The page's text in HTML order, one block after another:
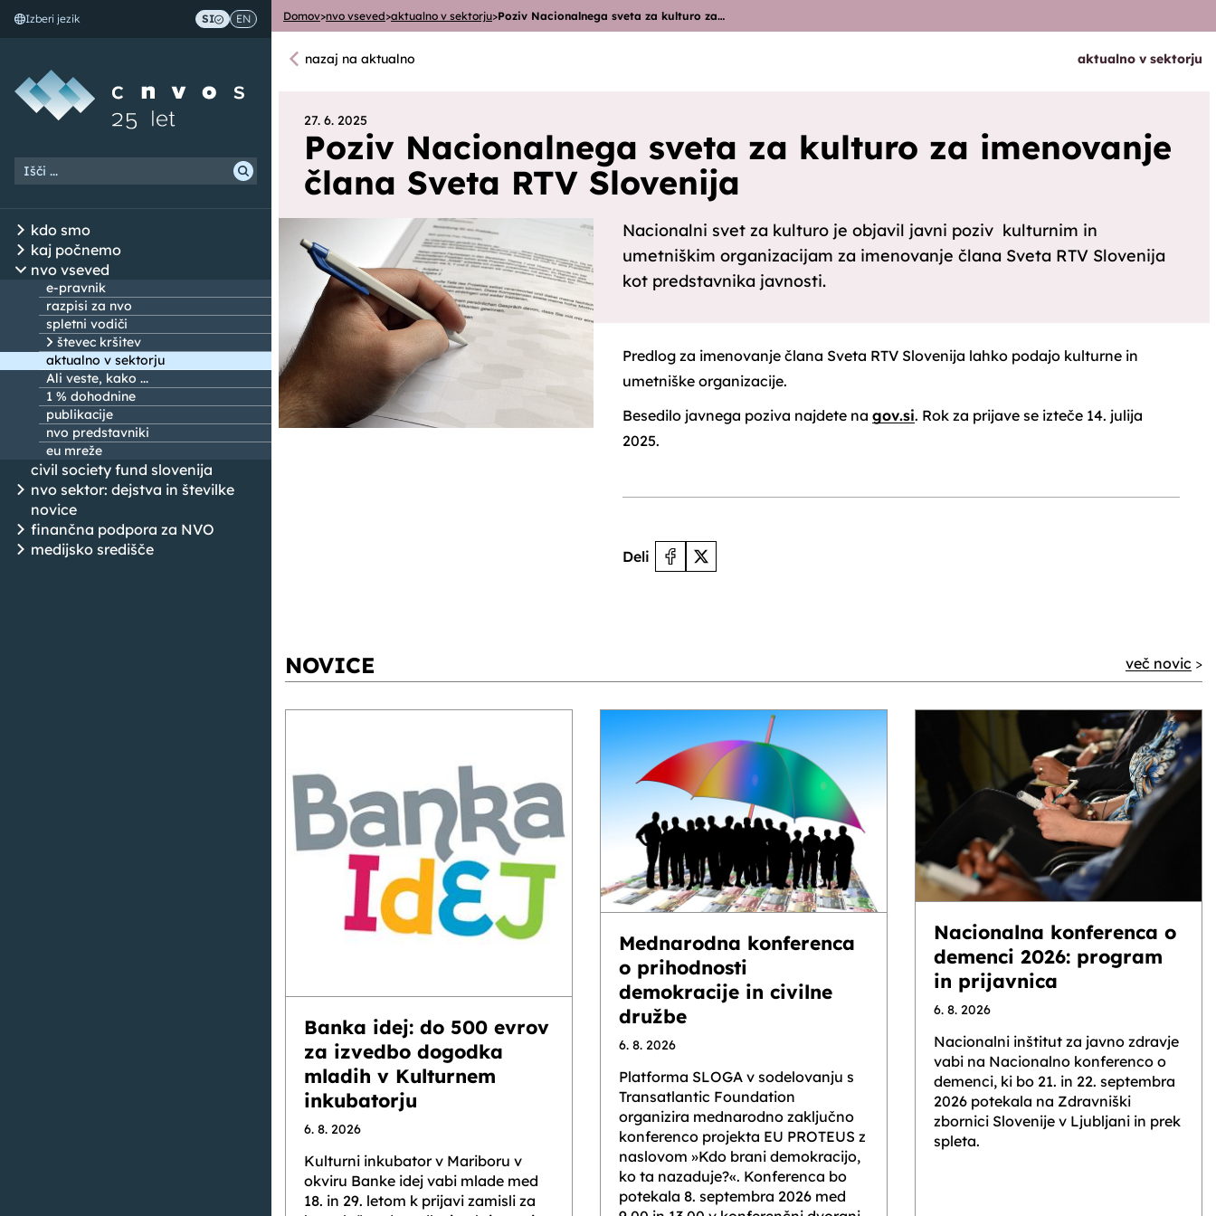
Skoči na vsebino
Izberi jezik SI EN
kdo smo
kaj počnemo
nvo vseved
e-pravnik
razpisi za nvo
spletni vodiči
števec kršitev
aktualno v sektorju
Ali veste, kako ...
1 % dohodnine
publikacije
nvo predstavniki
eu mreže
civil society fund slovenija
nvo sektor: dejstva in številke
novice
finančna podpora za NVO
medijsko središče
Domov>nvo vseved>aktualno v sektorju>Poziv Nacionalnega sveta za kulturo za…
nazaj na aktualno aktualno v sektorju
27. 6. 2025
Poziv Nacionalnega sveta za kulturo za imenovanje
člana Sveta RTV Slovenija
Nacionalni svet za kulturo je objavil javni poziv kulturnim in
umetniškim organizacijam za imenovanje člana Sveta RTV Slovenija
kot predstavnika javnosti.
Predlog za imenovanje člana Sveta RTV Slovenija lahko podajo kulturne in
umetniške organizacije.
Besedilo javnega poziva najdete na gov.si. Rok za prijave se izteče 14. julija
2025.
Deli
NOVICE več novic >
Banka idej: do 500 evrov
za izvedbo dogodka
mladih v Kulturnem
inkubatorju
6. 8. 2026
Kulturni inkubator v Mariboru v
okviru Banke idej vabi mlade med
18. in 29. letom k prijavi zamisli za
Mednarodna konferenca
o prihodnosti
demokracije in civilne
družbe
6. 8. 2026
Platforma SLOGA v sodelovanju s
Transatlantic Foundation
organizira mednarodno zaključno
konferenco projekta EU PROTEUS z
naslovom »Kdo brani demokracijo,
ko ta nazaduje?«. Konferenca bo
potekala 8. septembra 2026 med
Nacionalna konferenca o
demenci 2026: program
in prijavnica
6. 8. 2026
Nacionalni inštitut za javno zdravje
vabi na Nacionalno konferenco o
demenci, ki bo 21. in 22. septembra
2026 potekala na Zdravniški
zbornici Slovenije v Ljubljani in prek
spleta.